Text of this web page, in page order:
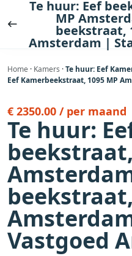
naar
inhoud
Te huur: Eef
MP
beekstraat,
Amsterdam |
Home · Kamers ·Te huur: Eef
Eef Kamerbeekstraat, 1095 MP
€ 2350.00 / per maand
Te huur:
Vastgoed